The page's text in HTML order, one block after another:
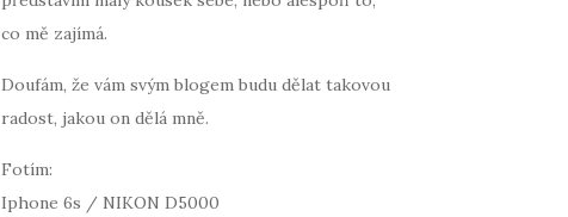
co mě zajímá.
Doufám, že vám svým blogem budu dělat takovou
radost, jakou on dělá mně.
Fotím:
Iphone 6s / NIKON D5000